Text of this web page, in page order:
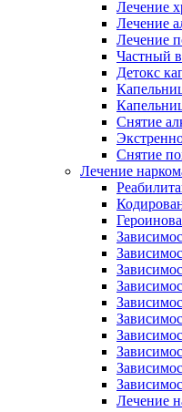
Лечение
Лечение
Лечение
Частный
Детокс
Снятие
Снятие
Лечение
Лечение